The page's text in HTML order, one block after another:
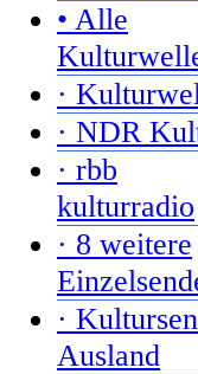
• Alle
·
· NDR
· rbb
kulturradio
· 8 weitere
·
Ausland